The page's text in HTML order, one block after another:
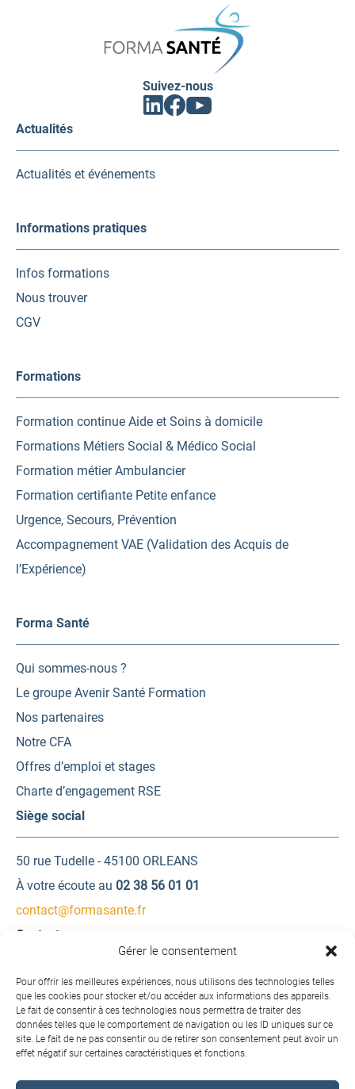
Gérer le consentement
Pour offrir les meilleures expériences, nous utilisons des technologies telles
que les cookies pour stocker et/ou accéder aux informations des appareils.
Le fait de consentir à ces technologies nous permettra de traiter des
données telles que le comportement de navigation ou les ID uniques sur ce
site. Le fait de ne pas consentir ou de retirer son consentement peut avoir un
effet négatif sur certaines caractéristiques et fonctions.
Suivez-nous
Linkedin
(ouvrir
nouvel
Facebook
(ouvrir
nouvel
Youtube
(ouvrir
nouvel
Actualités
Actualités et événements
Informations pratiques
Infos formations
Nous trouver
CGV
Formations
Formation continue Aide et Soins à domicile
Formations Métiers Social & Médico Social
Formation métier Ambulancier
Formation certifiante Petite enfance
Urgence, Secours, Prévention
Accompagnement VAE (Validation des Acquis de
l’Expérience)
Forma Santé
Qui sommes-nous ?
Le groupe Avenir Santé Formation
Nos partenaires
Notre CFA
Offres d’emploi et stages
Charte d’engagement RSE
Siège social
50 rue Tudelle - 45100 ORLEANS
À votre écoute au 02 38 56 01 01
contact@formasante.fr
Contactez-nous
Une question ? Une demande d’information ?
Contactez-nous